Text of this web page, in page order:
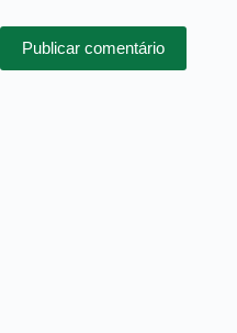
Publicar comentário